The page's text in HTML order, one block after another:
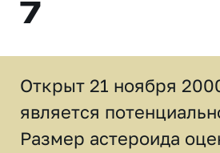
7
Открыт 21 ноября
является
Размер астероида